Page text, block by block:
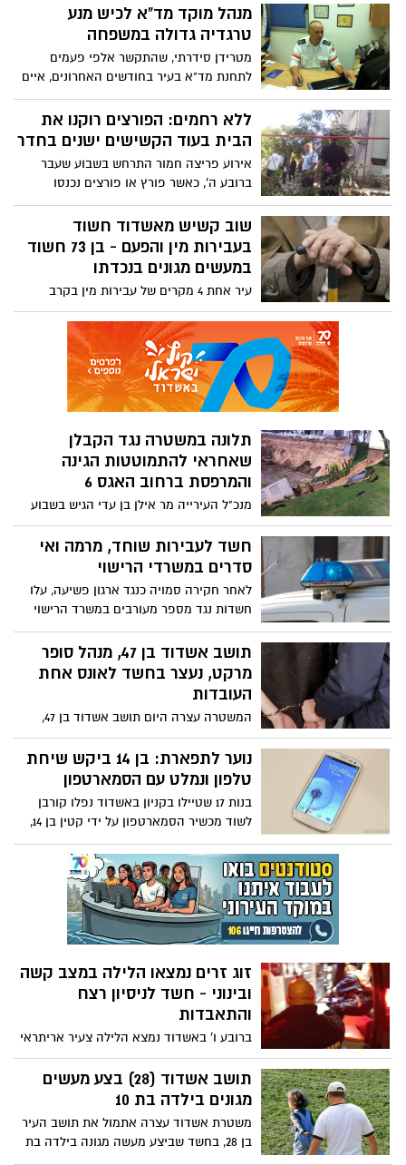
שעברה הילדה כאשר פרץ הגיע לבקר בבית
אימא והחבר שלה לחיים ונשאר ללון בביתם..
מנהל מוקד מד"א לכיש מנע
טרגדיה גדולה במשפחה
מטרידן סידרתי, שהתקשר אלפי פעמים
לתחנת מד"א בעיר בחודשים האחרונים, איים
בערב שישי האחרון לרצוח את אימו. מנהל
מוקד מד"א לכיש, יהודה גבאי, גילה תושיה
כשתוך כדי שיחה עם הצעיר הוא שלח למקום
את כוחות המשטרה, שעצרו את הצעיר לפני
שיממש את איומיו
ללא רחמים: הפורצים רוקנו את
הבית בעוד הקשישים ישנים בחדר
אירוע פריצה חמור התרחש בשבוע שעבר
ברובע ה', כאשר פורץ או פורצים נכנסו
באישון לילה לביתם של זוג קשישים וגנבו מכל
הבא ליד, כולל תכשיטים ופריטים יקרי ערך,
ביניהם מכשיר שמיעה שכלל לא יוכלו לעשות
בו שמוש. בזמן הפריצה היו הקשישים בבית,
ישנים בחדרם. "מפחיד לחשוב מה היה עלול
להתרחש אם ההורים שלי היו מתעוררים",
סיפר בנם של הקשישים
שוב קשיש מאשדוד חשוד
בעבירות מין והפעם - בן 73 חשוד
במעשים מגונים בנכדתו
עיר אחת 4 מקרים של עבירות מין בקרב
קשישים וזאת בחודשיים האחרונים בלבד:
אמש, סב נעצר בחשד שעשה מעשים מגונים
בנכדתו בת 13. בשל מצבו הרפואי, שוחרר
הסב בתנאים מגבילים. רק בחודשיים
שמונים שהואשמו באונס, במעשים מגונים
תלונה במשטרה נגד הקבלן
שאחראי להתמוטטות הגינה
והמרפסת ברחוב האגס 6
מנכ"ל העירייה מר אילן בן עדי הגיש בשבוע
שעבר תלונה במשטרה כנגד הקבלן ש.י. שפץ
וקנין קבלני בנין בע"מ, בגין רשלנות בעבודה
שהביאה להתמוטטות קיר תמך וקריסת חצר
חשד לעבירות שוחד, מרמה ואי
סדרים במשרדי הרישוי
לאחר חקירה סמויה כנגד ארגון פשיעה, עלו
חשדות נגד מספר מעורבים במשרד הרישוי
בנפת לכיש , עורכי דין ומעורבים נוספים,
בשורה של חשדות לרבות עבירות שוחד
לכאורה, הפרת אמונים, קבלת דבר במרמה
וזיוף. מפקד המחוז הדרומי: החשדות צריכים
להדיר שינה מעיני כולנו. מדובר "בפצצות
מתקתקות" הנעות בכבישי ישראל ומהוות
סכנת חיים של ממש .
תושב אשדוד בן 47, מנהל סופר
מרקט, נעצר בחשד לאונס אחת
העובדות
המשטרה עצרה היום תושב אשדוד בן 47,
מנהל סופר מרקט בראשון לציון, בחשד לאונס
אחת מעובדות הסופר, אותה לקח טרמפ
לביתה. על פי תלונת העובדת, מעשה האונס
המנהל החשוד באונס להארכת מעצר בבית
נוער לתפארת: בן 14 ביקש שיחת
טלפון ונמלט עם הסמארטפון
בנות 17 שטיילו בקניון באשדוד נפלו קורבן
לשוד מכשיר הסמארטפון על ידי קטין בן 14,
שרק רצה "להתקשר לאמא". חוקר הנוער
בתחנת המשטרה באשדוד איתר אותו דרך
הפייסבוק
זוג זרים נמצאו הלילה במצב קשה
ובינוני - חשד לניסיון רצח
והתאבדות
ברובע ו' באשדוד נמצא הלילה צעיר אריתראי
בשנות ה-20 לחייו כשהוא תלוי על עץ. כוחות
ההצלה (בצילום) ביצעו עליו פעולות החייאה
ופינו אותו במצב קשה לבית החולים. בסמוך
בצווארה. לאחר טיפול ראשוני היא פונתה
במצב בינוני. מבדיקה ראשונית עולה כי
תושב אשדוד (28) בצע מעשים
מגונים בילדה בת 10
משטרת אשדוד עצרה אתמול את תושב העיר
בן 28, בחשד שביצע מעשה מגונה בילדה בת
10 על פי הידוע עד כה, אמש התלוננה קטינה